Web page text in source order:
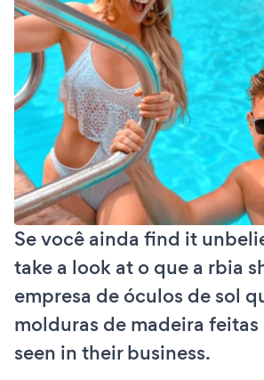
Se você ainda find it
take a look at o que a rbia
empresa de óculos de sol
molduras de madeira feitas
seen in their business.